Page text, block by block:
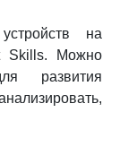
на
Skills. Можно
развития